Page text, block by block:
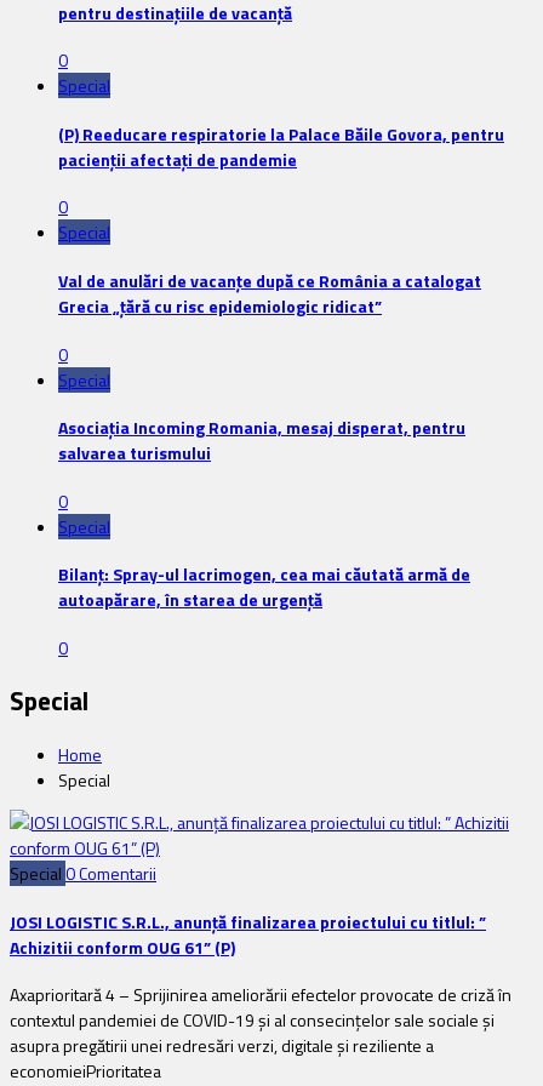
pentru destinațiile de vacanță
0
Special
(P) Reeducare respiratorie la Palace Băile Govora, pentru
pacienții afectați de pandemie
0
Special
Val de anulări de vacanțe după ce România a catalogat
Grecia „țără cu risc epidemiologic ridicat”
0
Special
Asociația Incoming Romania, mesaj disperat, pentru
salvarea turismului
0
Special
Bilanț: Spray-ul lacrimogen, cea mai căutată armă de
autoapărare, în starea de urgență
0
Special
Home
Special
Special0 Comentarii
JOSI LOGISTIC S.R.L., anunță finalizarea proiectului cu titlul: ”
Achizitii conform OUG 61” (P)
Axaprioritară 4 – Sprijinirea ameliorării efectelor provocate de criză în
contextul pandemiei de COVID-19 și al consecințelor sale sociale și
asupra pregătirii unei redresări verzi, digitale și reziliente a
economieiPrioritatea